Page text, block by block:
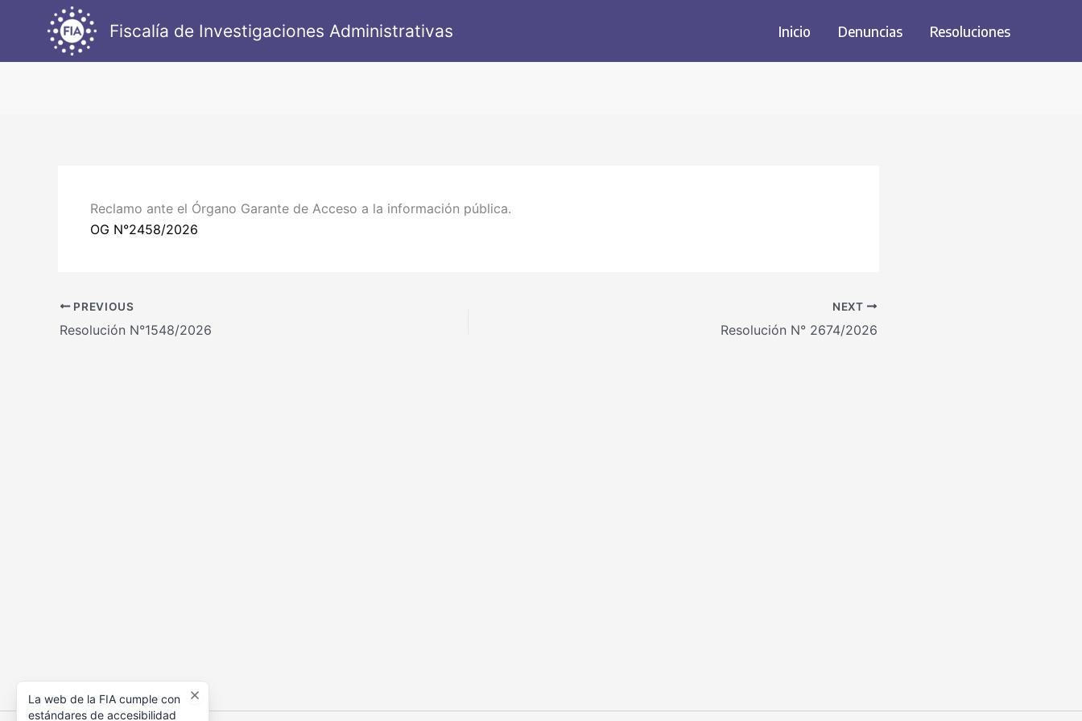
contenido
Fiscalía de Investigaciones Administrativas Inicio Denuncias Resoluciones
Reclamo ante el Órgano Garante de Acceso a la información pública.
OG N°2458/2026
PREVIOUS
Resolución N°1548/2026
NEXT
Resolución N° 2674/2026
La web de la FIA cumple con
estándares de accesibilidad